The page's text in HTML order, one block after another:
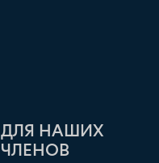
ДЛЯ НАШИХ
ЧЛЕНОВ